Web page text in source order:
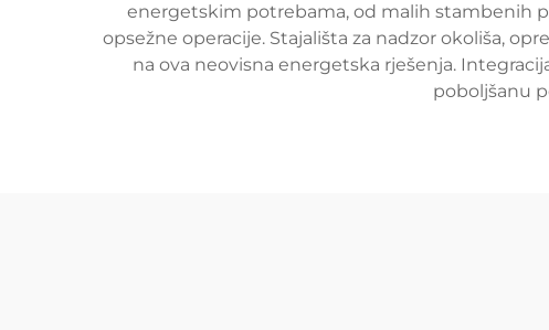
energetskim potrebama, od malih stambenih
opsežne operacije. Stajališta za nadzor okoliša,
na ova neovisna energetska rješenja.
poboljšanu